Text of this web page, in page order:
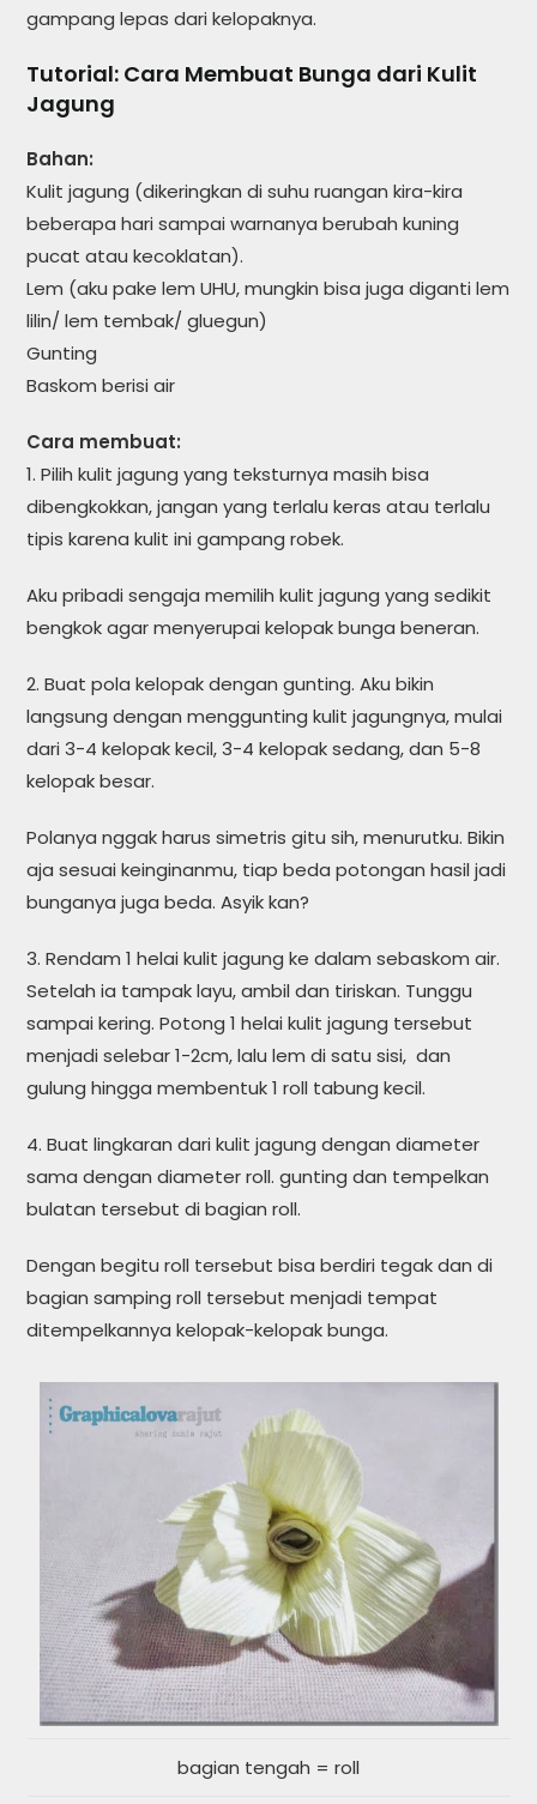
gampang lepas dari kelopaknya.
Tutorial: Cara Membuat Bunga dari Kulit
Jagung
Bahan:
Kulit jagung (dikeringkan di suhu ruangan kira-kira
beberapa hari sampai warnanya berubah kuning
pucat atau kecoklatan).
Lem (aku pake lem UHU, mungkin bisa juga diganti lem
lilin/ lem tembak/ gluegun)
Gunting
Baskom berisi air
Cara membuat:
1. Pilih kulit jagung yang teksturnya masih bisa
dibengkokkan, jangan yang terlalu keras atau terlalu
tipis karena kulit ini gampang robek.
Aku pribadi sengaja memilih kulit jagung yang sedikit
bengkok agar menyerupai kelopak bunga beneran.
2. Buat pola kelopak dengan gunting. Aku bikin
langsung dengan menggunting kulit jagungnya, mulai
dari 3-4 kelopak kecil, 3-4 kelopak sedang, dan 5-8
kelopak besar.
Polanya nggak harus simetris gitu sih, menurutku. Bikin
aja sesuai keinginanmu, tiap beda potongan hasil jadi
bunganya juga beda. Asyik kan?
3. Rendam 1 helai kulit jagung ke dalam sebaskom air.
Setelah ia tampak layu, ambil dan tiriskan. Tunggu
sampai kering. Potong 1 helai kulit jagung tersebut
menjadi selebar 1-2cm, lalu lem di satu sisi, dan
gulung hingga membentuk 1 roll tabung kecil.
4. Buat lingkaran dari kulit jagung dengan diameter
sama dengan diameter roll. gunting dan tempelkan
bulatan tersebut di bagian roll.
Dengan begitu roll tersebut bisa berdiri tegak dan di
bagian samping roll tersebut menjadi tempat
ditempelkannya kelopak-kelopak bunga.
bagian tengah = roll